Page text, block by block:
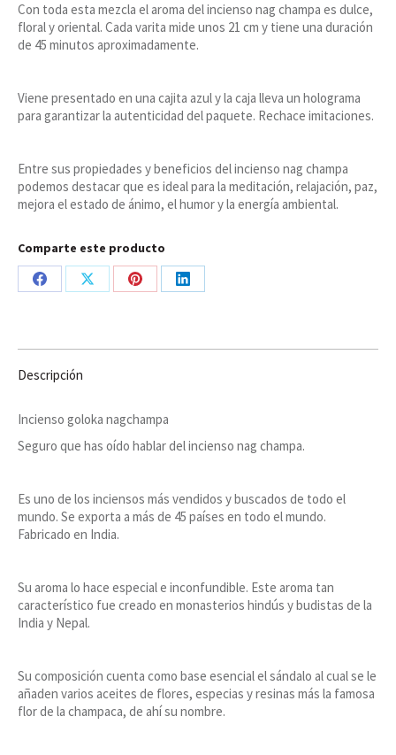
Con toda esta mezcla el aroma del incienso nag champa es dulce,
floral y oriental. Cada varita mide unos 21 cm y tiene una duración
de 45 minutos aproximadamente.
Viene presentado en una cajita azul y la caja lleva un holograma
para garantizar la autenticidad del paquete. Rechace imitaciones.
Entre sus propiedades y beneficios del incienso nag champa
podemos destacar que es ideal para la meditación, relajación, paz,
mejora el estado de ánimo, el humor y la energía ambiental.
Comparte este producto
Share
Share
Share
Share
Descripción
Incienso goloka nagchampa
Seguro que has oído hablar del incienso nag champa.
Es uno de los inciensos más vendidos y buscados de todo el
mundo. Se exporta a más de 45 países en todo el mundo.
Fabricado en India.
Su aroma lo hace especial e inconfundible. Este aroma tan
característico fue creado en monasterios hindús y budistas de la
India y Nepal.
Su composición cuenta como base esencial el sándalo al cual se le
añaden varios aceites de flores, especias y resinas más la famosa
flor de la champaca, de ahí su nombre.